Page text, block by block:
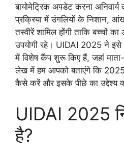
बायोमेट्रिक अपडेट करना
प्रक्रिया में उंगलियों के निशान,
तस्वीरें शामिल होंगी ताकि बच्चों
उपयोगी रहे। UIDAI 2025 ने
में विशेष कैंप शुरू किए हैं, जहां माता-
लेख में हम आपको बताएंगे कि
कैसे करें और इसके पीछे का उद्देश्य
UIDAI 2025
है?